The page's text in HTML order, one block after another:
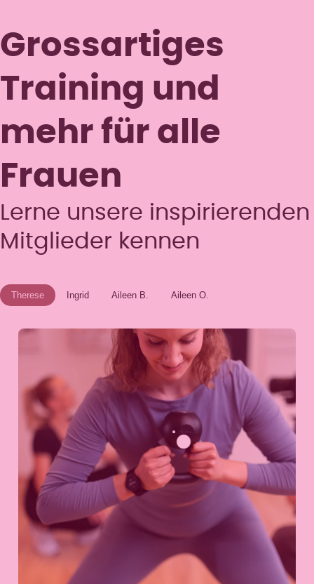
Grossartiges
Training und
mehr für alle
Frauen
Lerne unsere inspirierenden
Mitglieder kennen
Therese Ingrid Aileen B. Aileen O.